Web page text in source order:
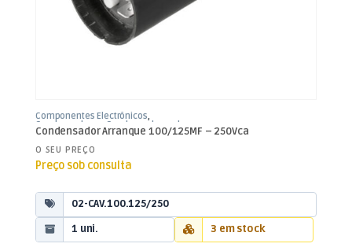
Componentes Electrónicos,
Condensadores
Condensadores de
Arranque
Condensador Arranque 100/125MF – 250Vca
O SEU PREÇO
Preço sob consulta
02-CAV.100.125/250
1 uni.
3 em stock